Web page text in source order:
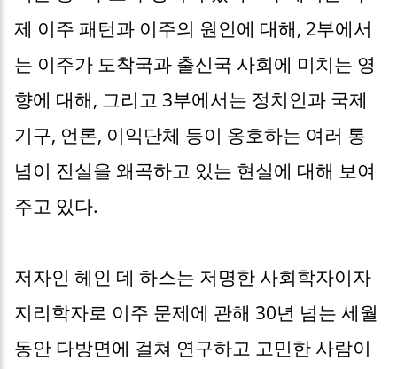
제 이주 패턴과 이주의 원인에 대해, 2부에서
는 이주가 도착국과 출신국 사회에 미치는 영
향에 대해, 그리고 3부에서는 정치인과 국제
기구, 언론, 이익단체 등이 옹호하는 여러 통
념이 진실을 왜곡하고 있는 현실에 대해 보여
주고 있다.
저자인 헤인 데 하스는 저명한 사회학자이자
지리학자로 이주 문제에 관해 30년 넘는 세월
동안 다방면에 걸쳐 연구하고 고민한 사람이